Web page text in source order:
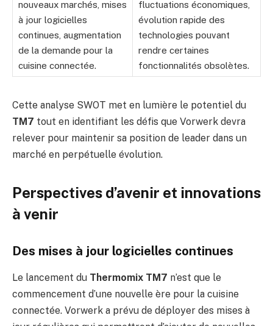
nouveaux marchés, mises
à jour logicielles
continues, augmentation
de la demande pour la
cuisine connectée.
fluctuations économiques,
évolution rapide des
technologies pouvant
rendre certaines
fonctionnalités obsolètes.
Cette analyse SWOT met en lumière le potentiel du
TM7 tout en identifiant les défis que Vorwerk devra
relever pour maintenir sa position de leader dans un
marché en perpétuelle évolution.
Perspectives d’avenir et innovations
à venir
Des mises à jour logicielles continues
Le lancement du Thermomix TM7 n’est que le
commencement d’une nouvelle ère pour la cuisine
connectée. Vorwerk a prévu de déployer des mises à